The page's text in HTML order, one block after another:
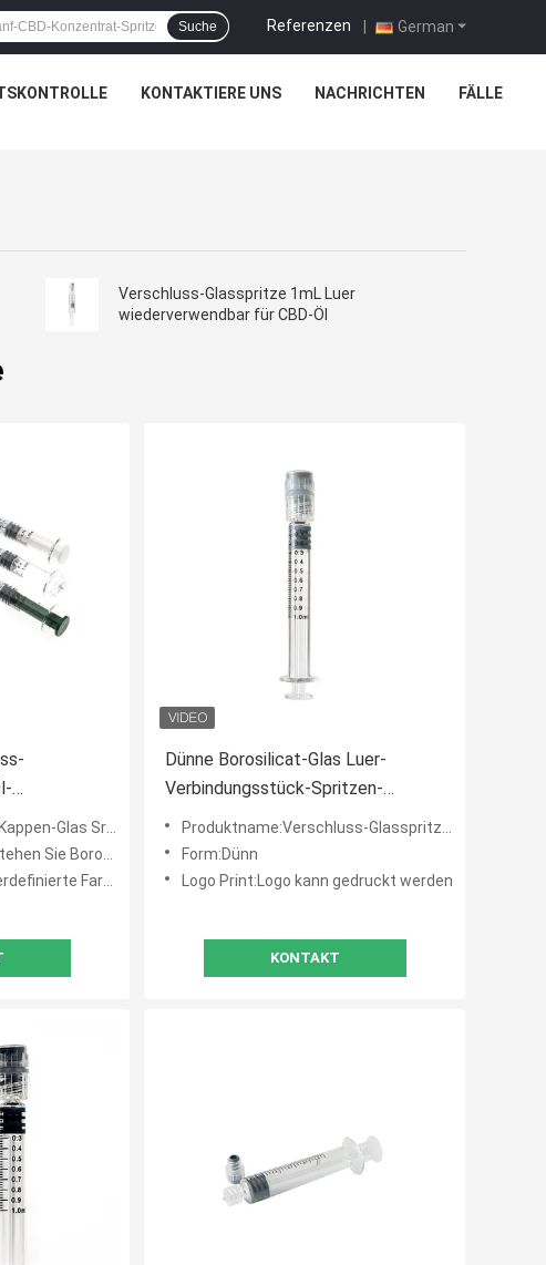
German
Referenzen |
Suche
KONTAKTIERE UNS NACHRICHTEN FÄLLE
Verschluss-Glasspritze 1mL Luer
wiederverwendbar für CBD-Öl
Sryinge 1mL Luer
Borosilicatglas
Farbe
Dünne Borosilicat-Glas Luer-
Verbindungsstück-Spritzen-
wiederverwendbare Glasspritze 1ml
Produktname:Verschluss-Glasspritze 1mL Luer
Form:Dünn
Logo Print:Logo kann gedruckt werden
KONTAKT